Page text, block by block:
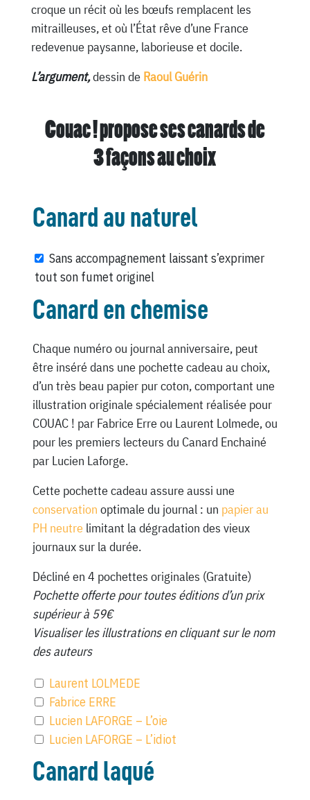
croque un récit où les bœufs remplacent les
mitrailleuses, et où l’État rêve d’une France
redevenue paysanne, laborieuse et docile.
L’argument,dessin de Raoul Guérin
Couac ! propose ses canards de
3 façons au choix
Canard au naturel
Sans accompagnement laissant s’exprimer
tout son fumet originel
Canard en chemise
Chaque numéro ou journal anniversaire, peut
être inséré dans une pochette cadeau au choix,
d’un très beau papier pur coton, comportant une
illustration originale spécialement réalisée pour
COUAC ! par Fabrice Erre ou Laurent Lolmede, ou
pour les premiers lecteurs du Canard Enchainé
par Lucien Laforge.
Cette pochette cadeau assure aussi une
conservation optimale du journal : un papier au
PH neutrelimitant la dégradation des vieux
journaux sur la durée.
Décliné en 4 pochettes originales (Gratuite)
Pochette offerte pour toutes éditions d’un prix
supérieur à 59€
Visualiser les illustrations en cliquant sur le nom
des auteurs
Laurent LOLMEDE
Fabrice ERRE
Lucien LAFORGE – L’oie
Lucien LAFORGE – L’idiot
Canard laqué